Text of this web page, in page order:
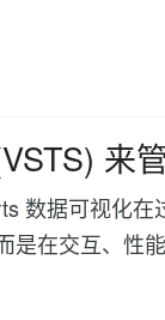
来
数据可视化
是在交互、性